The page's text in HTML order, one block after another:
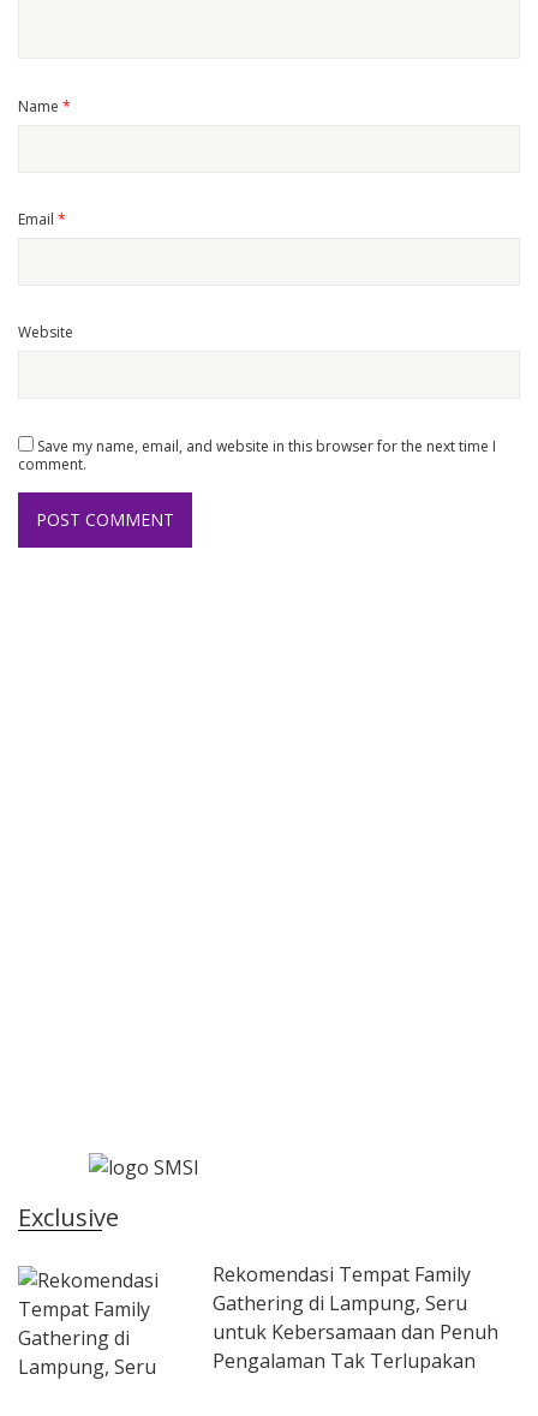
Name *
Email *
Website
Save my name, email, and website in this browser for the next time I
comment.
Exclusive
Rekomendasi Tempat Family
Gathering di Lampung, Seru
untuk Kebersamaan dan Penuh
Pengalaman Tak Terlupakan